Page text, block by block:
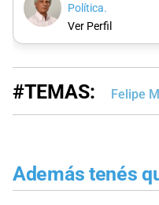
Política.
Ver Perfil
#TEMAS: Felipe
Además tenés